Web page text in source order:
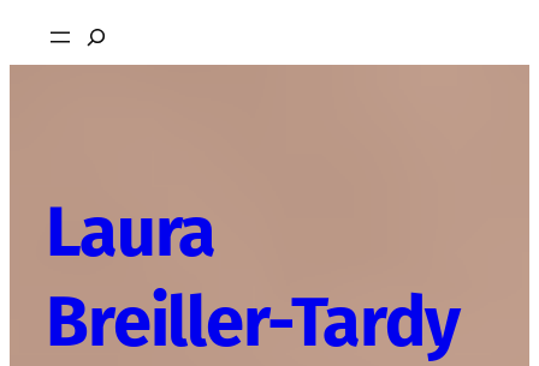
Rechercher
Laura
Breiller-Tardy